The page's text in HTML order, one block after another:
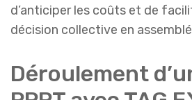
d’anticiper les coûts et de
décision collective en
Déroulement